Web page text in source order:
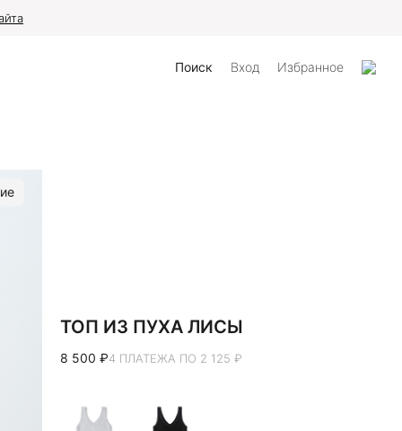
Поиск Вход Избранное
ТОП ИЗ ПУХА ЛИСЫ
8 500 ₽4 ПЛАТЕЖА ПО 2 125 ₽